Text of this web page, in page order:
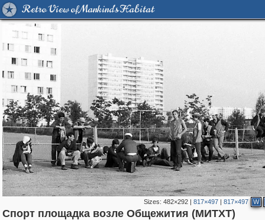
Retro View of Mankind's Habitat
Sizes:482×292 |817×497 |817×497 W
Спорт площадка возле Общежития (МИТХТ)
1,406,255 29,243
319,780 8,286
27,129 310 2,259 7